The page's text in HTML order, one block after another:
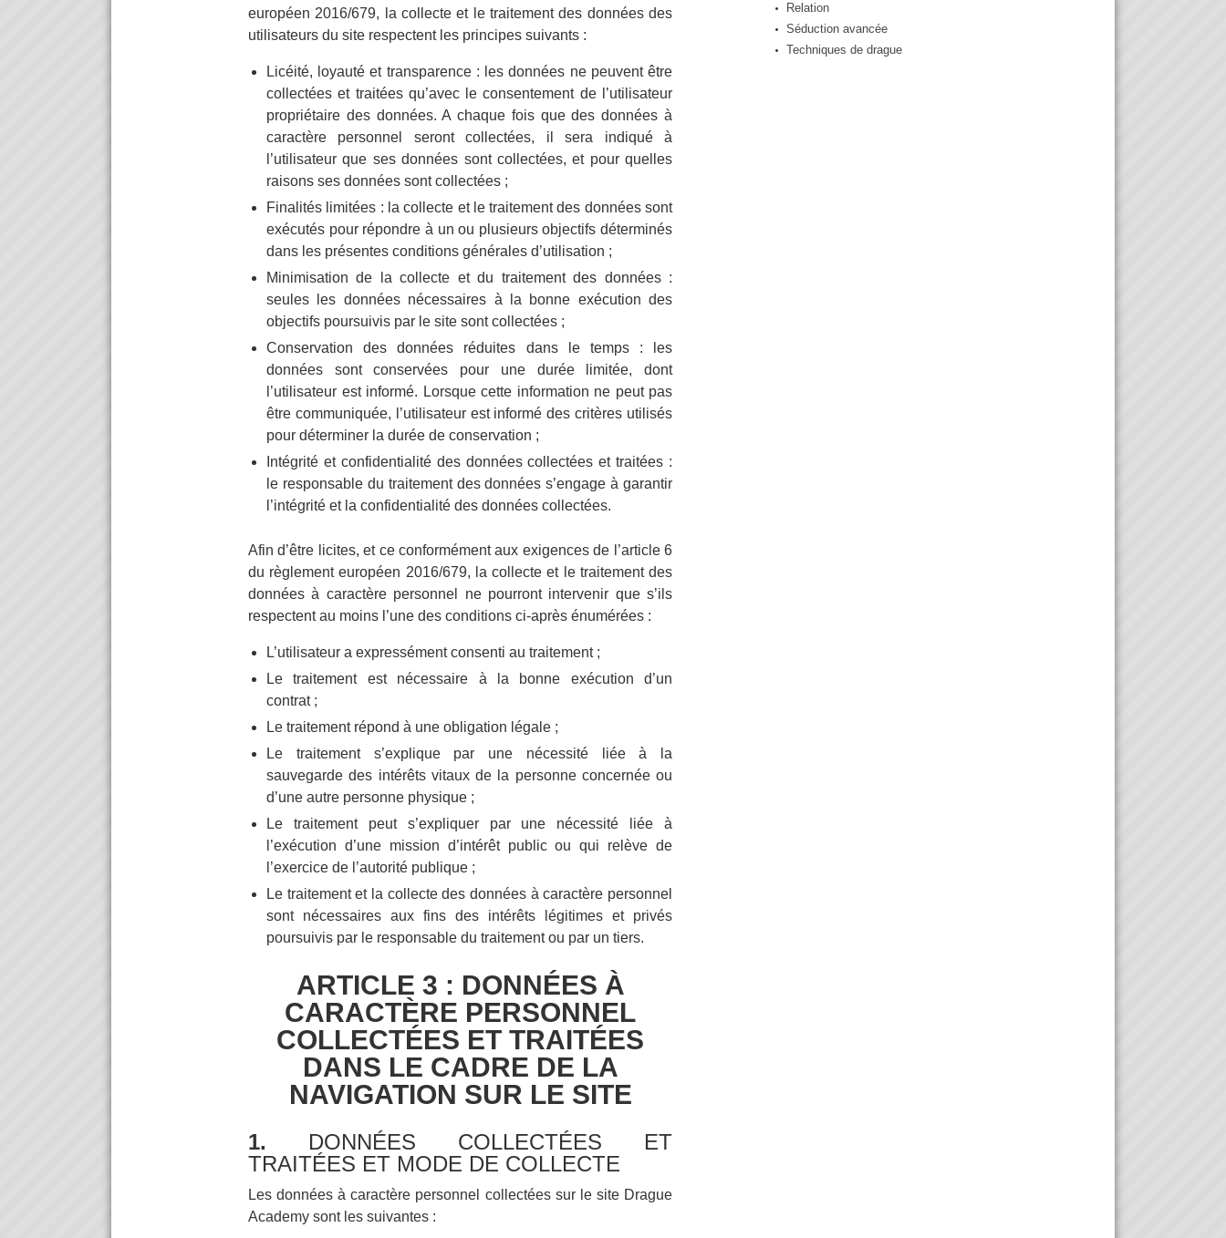
européen 2016/679, la collecte et le traitement des données des
utilisateurs du site respectent les principes suivants :
Licéité, loyauté et transparence : les données ne peuvent être
collectées et traitées qu’avec le consentement de l’utilisateur
propriétaire des données. A chaque fois que des données à
caractère personnel seront collectées, il sera indiqué à
l’utilisateur que ses données sont collectées, et pour quelles
raisons ses données sont collectées ;
Finalités limitées : la collecte et le traitement des données sont
exécutés pour répondre à un ou plusieurs objectifs déterminés
dans les présentes conditions générales d’utilisation ;
Minimisation de la collecte et du traitement des données :
seules les données nécessaires à la bonne exécution des
objectifs poursuivis par le site sont collectées ;
Conservation des données réduites dans le temps : les
données sont conservées pour une durée limitée, dont
l’utilisateur est informé. Lorsque cette information ne peut pas
être communiquée, l’utilisateur est informé des critères utilisés
pour déterminer la durée de conservation ;
Intégrité et confidentialité des données collectées et traitées :
le responsable du traitement des données s’engage à garantir
l’intégrité et la confidentialité des données collectées.
Afin d’être licites, et ce conformément aux exigences de l’article 6
du règlement européen 2016/679, la collecte et le traitement des
données à caractère personnel ne pourront intervenir que s’ils
respectent au moins l’une des conditions ci-après énumérées :
L’utilisateur a expressément consenti au traitement ;
Le traitement est nécessaire à la bonne exécution d’un
contrat ;
Le traitement répond à une obligation légale ;
Le traitement s’explique par une nécessité liée à la
sauvegarde des intérêts vitaux de la personne concernée ou
d’une autre personne physique ;
Le traitement peut s’expliquer par une nécessité liée à
l’exécution d’une mission d’intérêt public ou qui relève de
l’exercice de l’autorité publique ;
Le traitement et la collecte des données à caractère personnel
sont nécessaires aux fins des intérêts légitimes et privés
poursuivis par le responsable du traitement ou par un tiers.
ARTICLE 3 : DONNÉES À
CARACTÈRE PERSONNEL
COLLECTÉES ET TRAITÉES
DANS LE CADRE DE LA
NAVIGATION SUR LE SITE
1. DONNÉES COLLECTÉES ET
TRAITÉES ET MODE DE COLLECTE
Les données à caractère personnel collectées sur le site Drague
Academy sont les suivantes :
Relation
Séduction avancée
Techniques de drague